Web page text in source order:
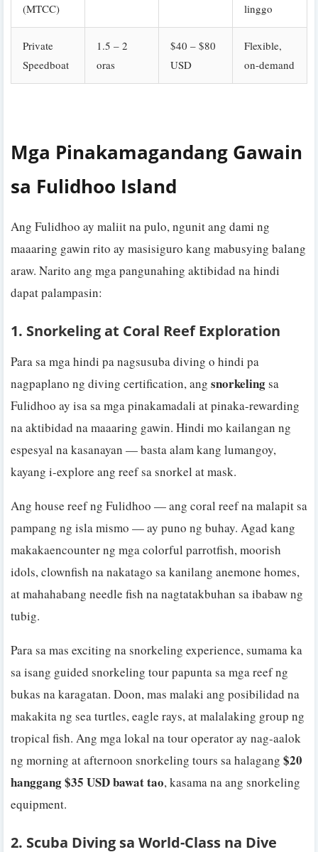
(MTCC)
linggo
Private
Speedboat
1.5 – 2
oras
$40 – $80
USD
Flexible,
on-demand
Mga Pinakamagandang Gawain
sa Fulidhoo Island
Ang Fulidhoo ay maliit na pulo, ngunit ang dami ng
maaaring gawin rito ay masisiguro kang mabusying balang
araw. Narito ang mga pangunahing aktibidad na hindi
dapat palampasin:
1. Snorkeling at Coral Reef Exploration
Para sa mga hindi pa nagsusuba diving o hindi pa
nagpaplano ng diving certification, ang snorkelingsa
Fulidhoo ay isa sa mga pinakamadali at pinaka-rewarding
na aktibidad na maaaring gawin. Hindi mo kailangan ng
espesyal na kasanayan — basta alam kang lumangoy,
kayang i-explore ang reef sa snorkel at mask.
Ang house reef ng Fulidhoo — ang coral reef na malapit sa
pampang ng isla mismo — ay puno ng buhay. Agad kang
makakaencounter ng mga colorful parrotfish, moorish
idols, clownfish na nakatago sa kanilang anemone homes,
at mahahabang needle fish na nagtatakbuhan sa ibabaw ng
tubig.
Para sa mas exciting na snorkeling experience, sumama ka
sa isang guided snorkeling tour papunta sa mga reef ng
bukas na karagatan. Doon, mas malaki ang posibilidad na
makakita ng sea turtles, eagle rays, at malalaking group ng
tropical fish. Ang mga lokal na tour operator ay nag-aalok
ng morning at afternoon snorkeling tours sa halagang $20
hanggang $35 USD bawat tao, kasama na ang snorkeling
equipment.
2. Scuba Diving sa World-Class na Dive